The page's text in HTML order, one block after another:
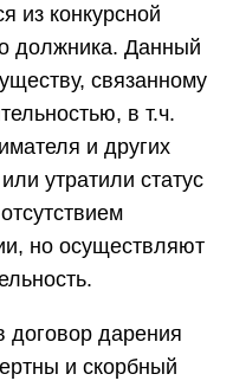
из конкурсной
должника. Данный
связанному
в т.ч.
и других
утратили статус
но осуществляют
договор дарения
и скорбный